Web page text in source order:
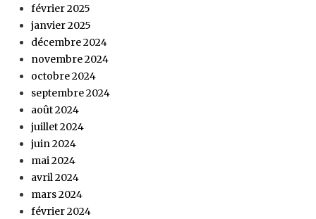
février 2025
janvier 2025
décembre 2024
novembre 2024
octobre 2024
septembre 2024
août 2024
juillet 2024
juin 2024
mai 2024
avril 2024
mars 2024
février 2024